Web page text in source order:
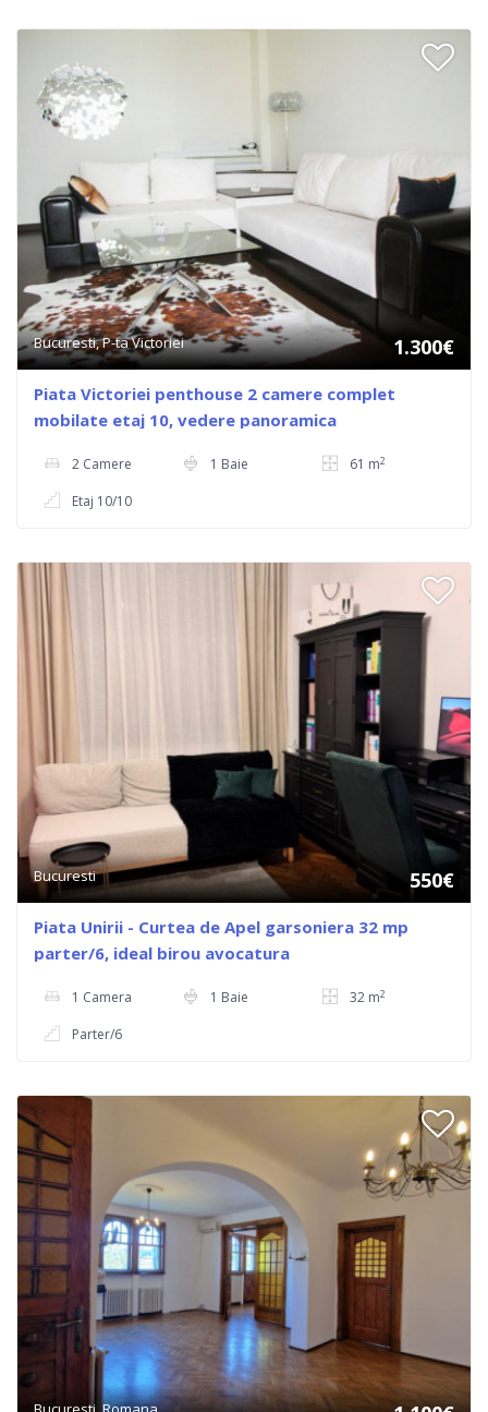
Bucuresti, P-ta Victoriei 1.300€
Piata Victoriei penthouse 2 camere complet
mobilate etaj 10, vedere panoramica
2 Camere 1 Baie 61 m2
Etaj 10/10
Bucuresti 550€
Piata Unirii - Curtea de Apel garsoniera 32 mp
parter/6, ideal birou avocatura
1 Camera 1 Baie 32 m2
Parter/6